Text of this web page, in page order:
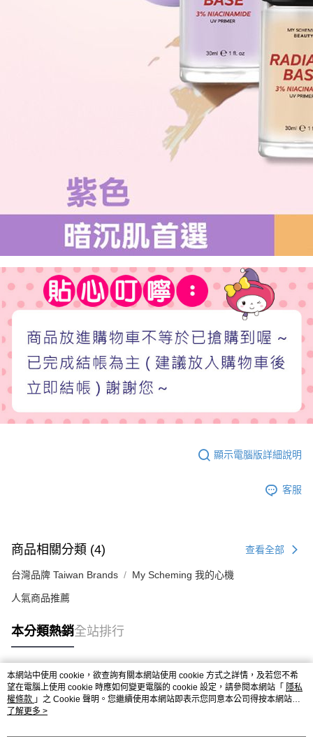
顯示電腦版詳細說明
客服
商品相關分類 (4) 查看全部
台灣品牌 Taiwan Brands My Scheming 我的心機
人氣商品推薦
本分類熱銷全站排行
熱門標籤
本網站中使用 cookie，欲查詢有關本網站使用 cookie 方式之詳情，及若您不希
望在電腦上使用 cookie 時應如何變更電腦的 cookie 設定，請參閱本網站「 隱私
權條款 」之 Cookie 聲明。您繼續使用本網站即表示您同意本公司得按本網站使
用條款之 Cookie 聲明使用 cookie。
了解更多 >